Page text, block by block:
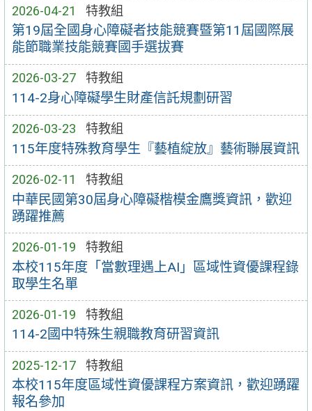
2026-04-21 特教組
第19屆全國身心障礙者技能競賽暨第11屆國際展
能節職業技能競賽國手選拔賽
2026-03-27 特教組
114-2身心障礙學生財產信託規劃研習
2026-03-23 特教組
115年度特殊教育學生『藝植綻放』藝術聯展資訊
2026-02-11 特教組
中華民國第30屆身心障礙楷模金鷹獎資訊，歡迎
踴躍推薦
2026-01-19 特教組
本校115年度「當數理遇上AI」區域性資優課程錄
取學生名單
2026-01-19 特教組
114-2國中特殊生親職教育研習資訊
2025-12-17 特教組
本校115年度區域性資優課程方案資訊，歡迎踴躍
報名參加